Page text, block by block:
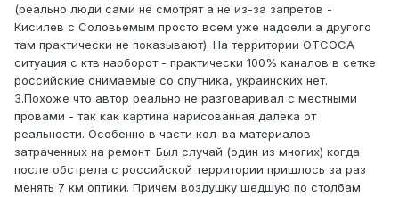
(реально люди сами не смотрят а не из-за запретов -
Кисилев с Соловьемым просто всем уже надоели а другого
там практически не показывают). На территории ОТСОСА
ситуация с ктв наоборот - практически 100% каналов в сетке
российские снимаемые со спутника, украинских нет.
3.Похоже что автор реально не разговаривал с местными
провами - так как картина нарисованная далека от
реальности. Особенно в части кол-ва материалов
затраченных на ремонт. Был случай (один из многих) когда
после обстрела с российской территории пришлось за раз
менять 7 км оптики. Причем воздушку шедшую по столбам